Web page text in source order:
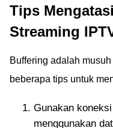
Tips
Streaming
Buffering adalah
beberapa tips untuk
Gunakan
menggunakan